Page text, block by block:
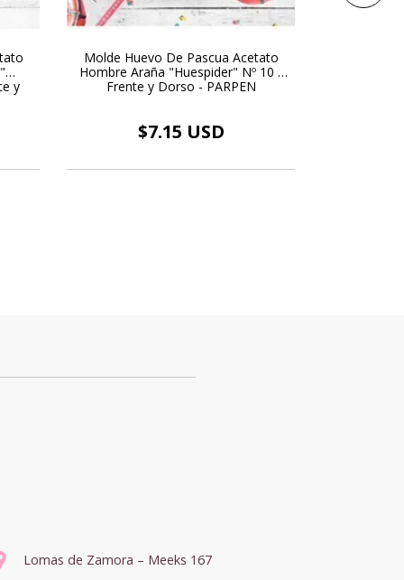
y
Molde Huevo De Pascua Acetato
Hombre Araña "Huespider" Nº 10 -
Frente y Dorso - PARPEN
$7.15 USD
Lomas de Zamora – Meeks 167